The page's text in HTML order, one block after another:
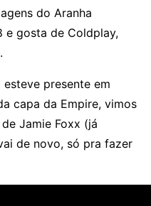
do Aranha
e gosta de Coldplay,
presente em
capa da Empire, vimos
Jamie Foxx (já
de novo, só pra fazer